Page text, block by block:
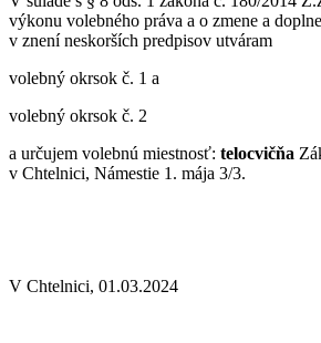
výkonu volebného práva a o zmene a
v znení neskorších predpisov utváram
volebný okrsok č. 1 a
volebný okrsok č. 2
a určujem volebnú miestnosť: telocvičňa
v Chtelnici, Námestie 1. mája 3/3.
V Chtelnici, 01.03.2024